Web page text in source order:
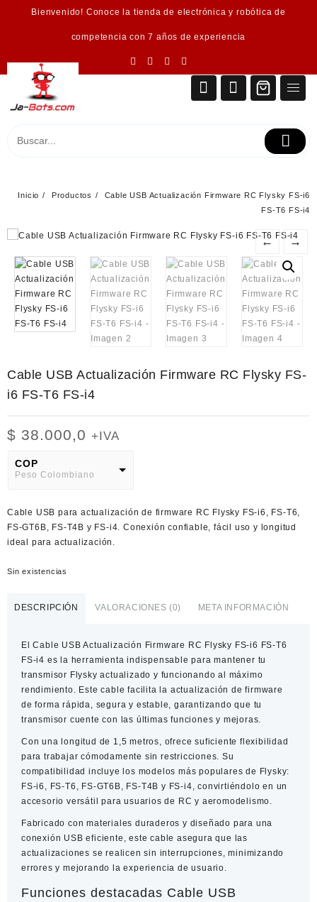
Bienvenido! Conoce la tienda de electrónica y robótica de
competencia con 7 años de experiencia
Inicio Productos
Cable USB Actualización Firmware RC Flysky FS-i6
FS-T6 FS-i4
← →
Cable USB Actualización Firmware RC Flysky FS-
i6 FS-T6 FS-i4
$ 38.000,0 +IVA
COP
Peso Colombiano
American Dollar
Cable USB para actualización de firmware RC Flysky FS-i6, FS-T6,
FS-GT6B, FS-T4B y FS-i4. Conexión confiable, fácil uso y longitud
ideal para actualización.
Sin existencias
DESCRIPCIÓN VALORACIONES (0) META INFORMACIÓN
ElCable USB Actualización Firmware RC Flysky FS-i6 FS-T6
FS-i4 es la herramienta indispensable para mantener tu
transmisor Flysky actualizado y funcionando al máximo
rendimiento. Este cable facilita la actualización de firmware
de forma rápida, segura y estable, garantizando que tu
transmisor cuente con las últimas funciones y mejoras.
Con una longitud de 1,5 metros , ofrece suficiente flexibilidad
para trabajar cómodamente sin restricciones. Su
compatibilidad incluye los modelos más populares de Flysky:
FS-i6, FS-T6, FS-GT6B, FS-T4B y FS-i4, convirtiéndolo en un
accesorio versátil para usuarios de RC y aeromodelismo.
Fabricado con materiales duraderos y diseñado para una
conexión USB eficiente, este cable asegura que las
actualizaciones se realicen sin interrupciones, minimizando
errores y mejorando la experiencia de usuario.
Funciones destacadas Cable USB